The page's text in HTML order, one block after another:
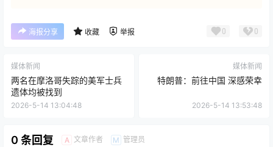
海报分享 收藏 举报 0 0
媒体新闻
两名在摩洛哥失踪的美军士兵
遗体均被找到
2026-5-14 13:04:48
媒体新闻
特朗普：前往中国 深感荣幸
2026-5-14 13:53:48
0 条回复 A 文章作者 M 管理员